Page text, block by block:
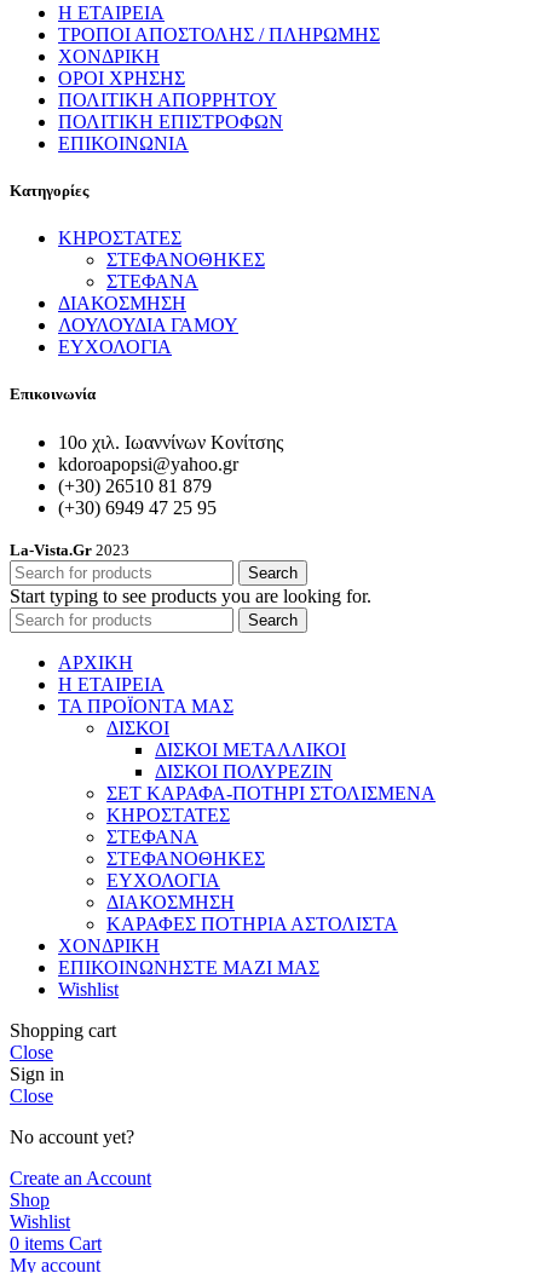
Η ΕΤΑΙΡΕΙΑ
ΤΡΟΠΟΙ ΑΠΟΣΤΟΛΗΣ / ΠΛΗΡΩΜΗΣ
ΧΟΝΔΡΙΚΗ
ΟΡΟΙ ΧΡΗΣΗΣ
ΠΟΛΙΤΙΚΗ ΑΠΟΡΡΗΤΟΥ
ΠΟΛΙΤΙΚΗ ΕΠΙΣΤΡΟΦΩΝ
ΕΠΙΚΟΙΝΩΝΙΑ
Κατηγορίες
ΚΗΡΟΣΤΑΤΕΣ
ΣΤΕΦΑΝΟΘΗΚΕΣ
ΣΤΕΦΑΝΑ
ΔΙΑΚΟΣΜΗΣΗ
ΛΟΥΛΟΥΔΙΑ ΓΑΜΟΥ
ΕΥΧΟΛΟΓΙΑ
Επικοινωνία
10ο χιλ. Ιωαννίνων Κονίτσης
kdoroapopsi@yahoo.gr
(+30) 26510 81 879
(+30) 6949 47 25 95
La-Vista.Gr 2023
Search
Start typing to see products you are looking for.
Search
ΑΡΧΙΚΗ
Η ΕΤΑΙΡΕΙΑ
ΤΑ ΠΡΟΪΟΝΤΑ ΜΑΣ
ΔΙΣΚΟΙ
ΔΙΣΚΟΙ ΜΕΤΑΛΛΙΚΟΙ
ΔΙΣΚΟΙ ΠΟΛΥΡΕΖΙΝ
ΣΕΤ ΚΑΡΑΦΑ-ΠΟΤΗΡΙ ΣΤΟΛΙΣΜΕΝΑ
ΚΗΡΟΣΤΑΤΕΣ
ΣΤΕΦΑΝΑ
ΣΤΕΦΑΝΟΘΗΚΕΣ
ΕΥΧΟΛΟΓΙΑ
ΔΙΑΚΟΣΜΗΣΗ
ΚΑΡΑΦΕΣ ΠΟΤΗΡΙΑ ΑΣΤΟΛΙΣΤΑ
ΧΟΝΔΡΙΚΗ
ΕΠΙΚΟΙΝΩΝΗΣΤΕ ΜΑΖΙ ΜΑΣ
Wishlist
Shopping cart
Close
Sign in
Close
No account yet?
Create an Account
Shop
Wishlist
0 items Cart
My account